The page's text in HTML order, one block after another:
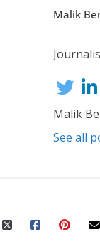
Malik
Malik
See all